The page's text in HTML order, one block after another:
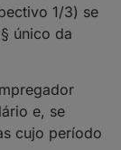
1/3) se
único da
e, se
cujo período